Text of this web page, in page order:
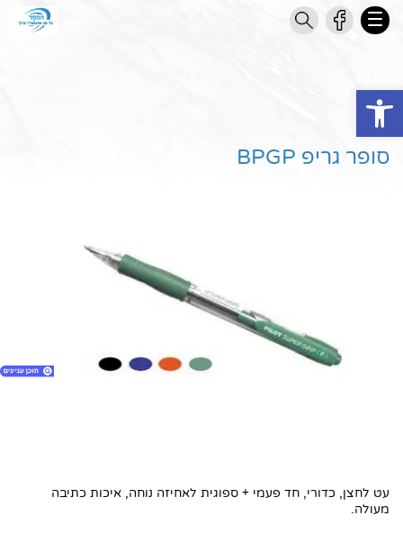
Open toolbar
3. השאירו את הפרטים ואנו ניצור אתכם קשר
סופר גריפ BPGP
עט לחצן, כדורי, חד פעמי + ספוגית לאחיזה נוחה, איכות כתיבה
מעולה.